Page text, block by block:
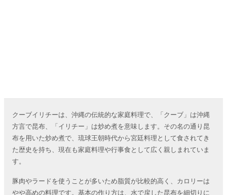
クーブイリチーは、沖縄の伝統的な家庭料理で、「クーブ」は沖縄
方言で昆布、「イリチー」は炒め煮を意味します。その名の通り昆
布を用いた炒め煮で、琉球王朝時代から宮廷料理として食されてき
た歴史を持ち、現在も家庭料理や行事食として広く親しまれていま
す。
豚肉やラードを使うことが多いため脂質が比較的高く、カロリーは
やや高めの料理です。基本の作り方は、水で戻した昆布を細切りに